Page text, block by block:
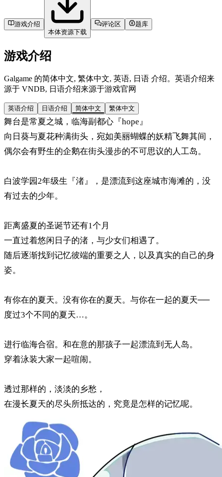
游戏介绍
本体资源下载
评论区 题库
游戏介绍
Galgame 的简体中文, 繁体中文, 英语, 日语 介绍。英语介绍来
源于 VNDB, 日语介绍来源于游戏官网
英语介绍 日语介绍 简体中文 繁体中文
舞台是常夏之城，临海副都心『hope』
向日葵与夏花种满街头，宛如美丽蝴蝶的妖精飞舞其间，
偶尔会有野生的企鹅在街头漫步的不可思议的人工岛。
白波学园2年级生『渚』，是漂流到这座城市海滩的，没
有过去的少年。
距离盛夏的圣诞节还有1个月
一直过着悠闲日子的渚，与少女们相遇了。
随后逐渐找到记忆彼端的重要之人，以及真实的自己的身
姿。
有你在的夏天。没有你在的夏天。与你在一起的夏天──
度过3个不同的夏天…。
进行临海合宿。和在意的那孩子一起漂流到无人岛。
穿着泳装大家一起喧闹。
透过那样的，淡淡的乡愁，
在漫长夏天的尽头所抵达的，究竟是怎样的记忆呢。